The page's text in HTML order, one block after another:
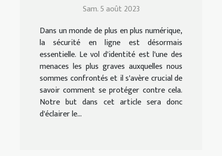
Sam. 5 août 2023
Dans un monde de plus en plus numérique,
la sécurité en ligne est désormais
essentielle. Le vol d'identité est l'une des
menaces les plus graves auxquelles nous
sommes confrontés et il s'avère crucial de
savoir comment se protéger contre cela.
Notre but dans cet article sera donc
d'éclairer le...